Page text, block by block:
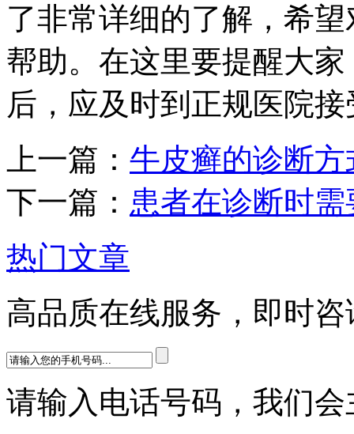
了非常详细的了解，希
帮助。在这里要提醒大
后，应及时到正规医院
上一篇： 牛皮癣的诊断
下一篇： 患者在诊断时
热门文章
高品质在线服务，即时咨
请输入电话号码，我们